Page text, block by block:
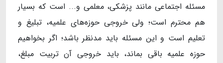
مسئله اجتماعی مانند پزشکی، معلمی و... است که بسیار
هم محترم است؛ ولی خروجی حوزه‌های علمیه، تبلیغ و
تعلیم است و این مسئله باید مدنظر باشد؛ اگر بخواهیم
حوزه علمیه باقی بماند، باید خروجی آن تربیت مبلغ،